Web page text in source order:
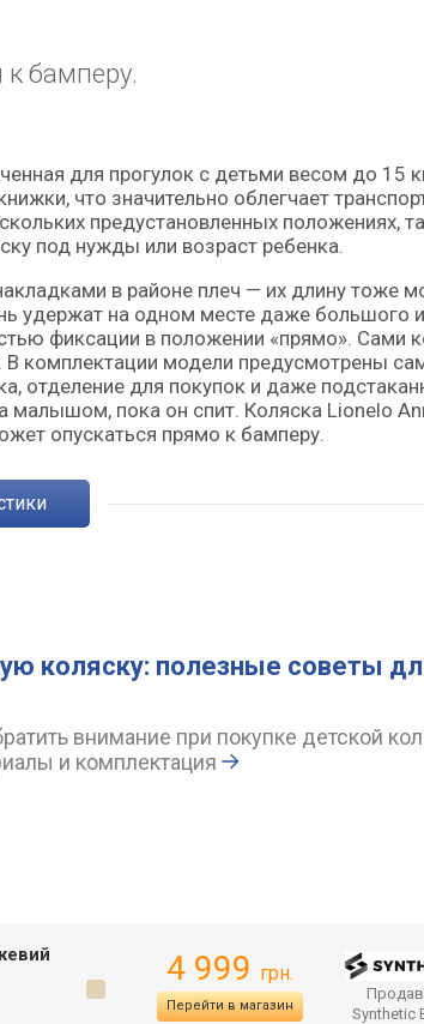
бамперу.
что значительно облегчает
предустановленных положениях,
под нужды или возраст ребенка.
в районе плеч — их длину тоже
удержат на одном месте даже большого и
фиксации в положении «прямо». Сами
В комплектации модели предусмотрены
отделение для покупок и даже
пока он спит. Коляска Lionelo
опускаться прямо к бамперу.
коляску: полезные советы
внимание при покупке детской
и комплектация
4 999 грн.
Перейти в магазин
Synthetic